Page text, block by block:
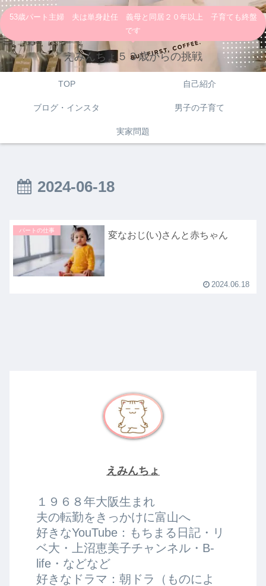
53歳パート主婦 夫は単身赴任 義母と同居２０年以上 子育ても終盤
です
えみんちょ５３歳からの挑戦
TOP 自己紹介
ブログ・インスタ 男子の子育て
実家問題
2024-06-18
パートの仕事 変なおじ(い)さんと赤ちゃん
2024.06.18
えみんちょ
１９６８年大阪生まれ
夫の転勤をきっかけに富山へ
好きなYouTube：もちまる日記・リ
ベ大・上沼恵美子チャンネル・B-
life・などなど
好きなドラマ：朝ドラ（ものによ